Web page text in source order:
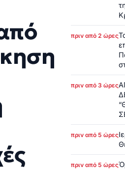
πριν από 2 ώρες
πριν από 3 ώρες
πριν από 5 ώρες
πριν από 5 ώρες